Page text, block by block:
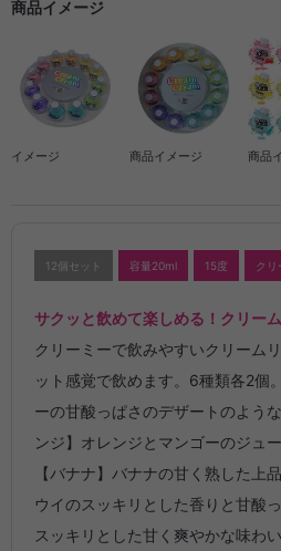
商品イメージ
イメージ 商品イメージ 商品
12個セット 容量20ml 15度 クリ
サクッと飲めて楽しめる！クリー
クリーミーで飲みやすいクリーム
ット感覚で飲めます。6種類各2個
ーの甘酸っぱさのデザートのよう
ンジ】オレンジとマンゴーのジュ
【バナナ】バナナの甘く熟した上
ウイのスッキリとした香りと甘酸
スッキリとした甘く爽やかな味わ